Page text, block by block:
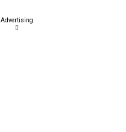
Advertising